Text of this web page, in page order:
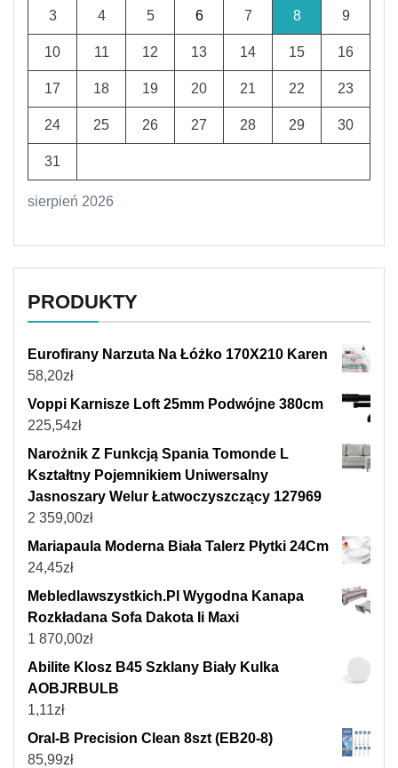
sierpień 2026
3 4 5 6 7 8 9
10 11 12 13 14 15 16
17 18 19 20 21 22 23
24 25 26 27 28 29 30
31
PRODUKTY
Eurofirany Narzuta Na Łóżko 170X210 Karen
58,20zł
Voppi Karnisze Loft 25mm Podwójne 380cm
225,54zł
Narożnik Z Funkcją Spania Tomonde L
Kształtny Pojemnikiem Uniwersalny
Jasnoszary Welur Łatwoczyszczący 127969
2 359,00zł
Mariapaula Moderna Biała Talerz Płytki 24Cm
24,45zł
Mebledlawszystkich.Pl Wygodna Kanapa
Rozkładana Sofa Dakota Ii Maxi
1 870,00zł
Abilite Klosz B45 Szklany Biały Kulka
AOBJRBULB
1,11zł
Oral-B Precision Clean 8szt (EB20-8)
85,99zł